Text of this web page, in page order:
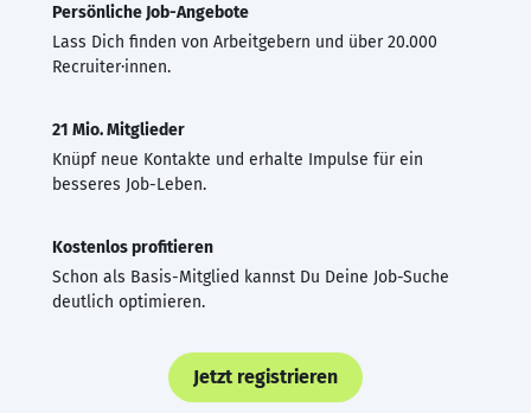
Persönliche Job-Angebote
Lass Dich finden von Arbeitgebern und über 20.000
Recruiter·innen.
21 Mio. Mitglieder
Knüpf neue Kontakte und erhalte Impulse für ein
besseres Job-Leben.
Kostenlos profitieren
Schon als Basis-Mitglied kannst Du Deine Job-Suche
deutlich optimieren.
Jetzt registrieren